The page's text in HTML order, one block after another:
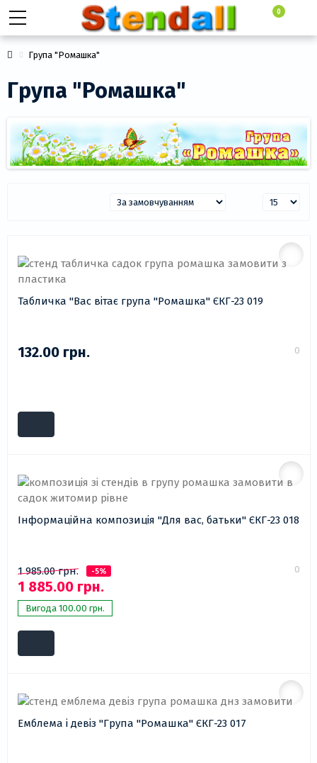
0
Група "Ромашка"
Група "Ромашка"
Табличка "Вас вітає група "Ромашка" ЄКГ-23 019
132.00 грн. 0
Інформаційна композиція "Для вас, батьки" ЄКГ-23 018
1 985.00 грн. -5%
1 885.00 грн.
Вигода 100.00 грн.
0
Емблема і девіз "Група "Ромашка" ЄКГ-23 017